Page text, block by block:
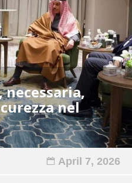
necessaria,
nel
April 7, 2026